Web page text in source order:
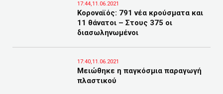
17:44,11.06.2021
Κοροναϊός: 791 νέα κρούσματα και
11 θάνατοι – Στους 375 οι
διασωληνωμένοι
17:40,11.06.2021
Μειώθηκε η παγκόσμια παραγωγή
πλαστικού